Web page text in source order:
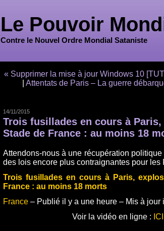
Le Pouvoir
Contre le Nouvel Ordre Mondial Sataniste
« Supprimer la mise à jour Windows 10
Attentats de Paris – La guerre
14/11/2015
Trois fusillades en cours à
Stade de France : au moins 18
Attendons-nous à une récupération politique
des lois encore plus contraignantes pour les
Trois fusillades en cours à Paris,
France : au moins 18 morts
France – Publié il y a une heure– Mis à jour
Voir la vidéo en ligne : ICI